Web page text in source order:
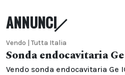
ANNUNCI
Vendo | Tutta Italia
Sonda endocavitaria
Vendo sonda endocavitaria Ge